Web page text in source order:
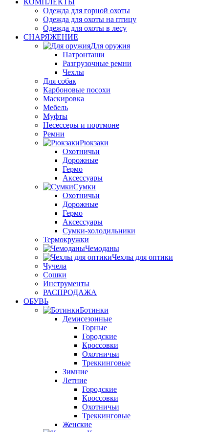
КОМПЛЕКТЫ
Одежда для горной охоты
Одежда для охоты на птицу
Одежда для охоты в лесу
СНАРЯЖЕНИЕ
Для оружия
Патронташи
Разгрузочные ремни
Чехлы
Для собак
Карбоновые посохи
Маскировка
Мебель
Муфты
Несессеры и портмоне
Ремни
Рюкзаки
Охотничьи
Дорожные
Гермо
Аксессуары
Сумки
Охотничьи
Дорожные
Гермо
Аксессуары
Сумки-холодильники
Термокружки
Чемоданы
Чехлы для оптики
Чучела
Сошки
Инструменты
РАСПРОДАЖА
ОБУВЬ
Ботинки
Демисезонные
Горные
Городские
Кроссовки
Охотничьи
Треккинговые
Зимние
Летние
Городские
Кроссовки
Охотничьи
Треккинговые
Женские